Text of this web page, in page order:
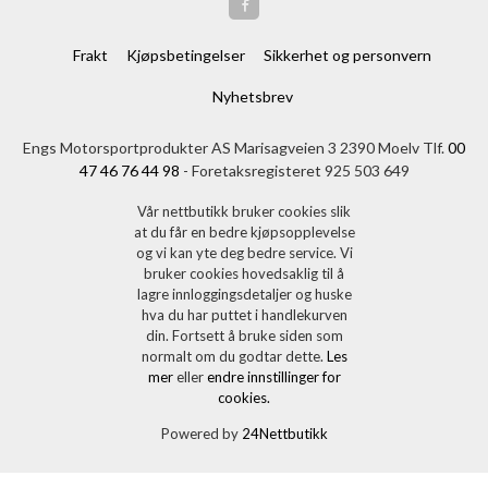
Frakt Kjøpsbetingelser Sikkerhet og personvern
Nyhetsbrev
Engs Motorsportprodukter AS Marisagveien 3 2390 Moelv Tlf.00
47 46 76 44 98 - Foretaksregisteret 925 503 649
Vår nettbutikk bruker cookies slik
at du får en bedre kjøpsopplevelse
og vi kan yte deg bedre service. Vi
bruker cookies hovedsaklig til å
lagre innloggingsdetaljer og huske
hva du har puttet i handlekurven
din. Fortsett å bruke siden som
normalt om du godtar dette. Les
merellerendre innstillinger for
cookies.
Powered by 24Nettbutikk